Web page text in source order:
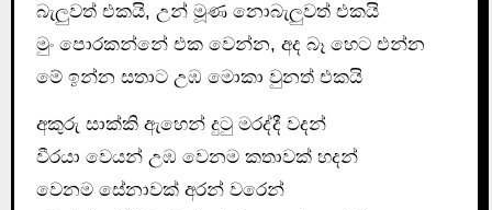
බැලුවත් එකයි, උන් මූණ නොබැලුවත් එකයි
මුං පොරකන්නේ එක වෙන්න, අද බෑ හෙට එන්න
මේ ඉන්න සතාට උඹ මොකා වුනත් එකයි
අකුරු සාක්කි ඇහෙන් දුටු මරද්දී වදන්
වීරයා වෙයන් උඹ වෙනම කතාවක් හදන්
වෙනම සේනාවක් අරන් වරෙන්